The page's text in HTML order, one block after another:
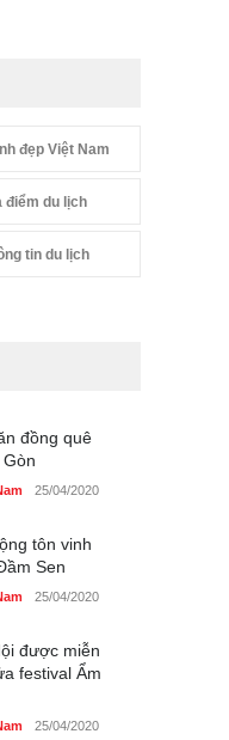
đẹp Việt Nam
điểm du lịch
tin du lịch
đồng quê
25/04/2020
tôn vinh
Sen
25/04/2020
được miễn
festival Ẩm
25/04/2020